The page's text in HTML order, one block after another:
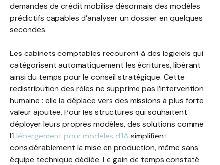
demandes de crédit mobilise désormais des modèles
prédictifs capables d’analyser un dossier en quelques
secondes.
Les cabinets comptables recourent à des logiciels qui
catégorisent automatiquement les écritures, libérant
ainsi du temps pour le conseil stratégique. Cette
redistribution des rôles ne supprime pas l’intervention
humaine : elle la déplace vers des missions à plus forte
valeur ajoutée. Pour les structures qui souhaitent
déployer leurs propres modèles, des solutions comme
l’Hébergement pour modèles d’IA simplifient
considérablement la mise en production, même sans
équipe technique dédiée. Le gain de temps constaté